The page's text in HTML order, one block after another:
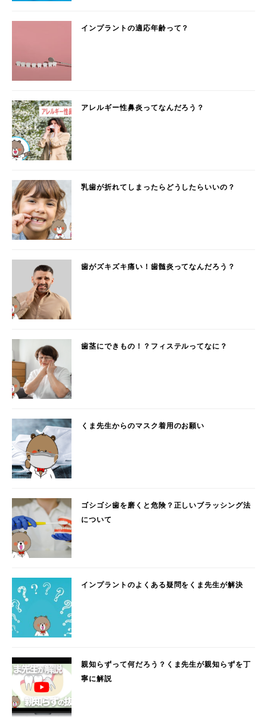
インプラントの適応年齢って？
アレルギー性鼻炎ってなんだろう？
乳歯が折れてしまったらどうしたらいいの？
歯がズキズキ痛い！歯髄炎ってなんだろう？
歯茎にできもの！？フィステルってなに？
くま先生からのマスク着用のお願い
ゴシゴシ歯を磨くと危険？正しいブラッシング法
について
インプラントのよくある疑問をくま先生が解決
親知らずって何だろう？くま先生が親知らずを丁
寧に解説